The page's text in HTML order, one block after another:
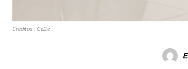
Créditos : Celite